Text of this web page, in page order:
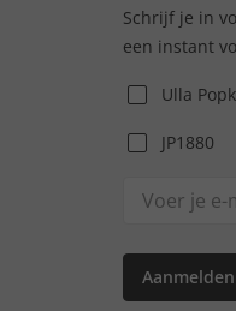
Schrijf je in
een instant
Ulla
JP1880